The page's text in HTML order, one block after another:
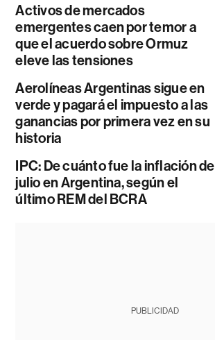
Activos de mercados
emergentes caen por temor a
que el acuerdo sobre Ormuz
eleve las tensiones
Aerolíneas Argentinas sigue en
verde y pagará el impuesto a las
ganancias por primera vez en su
historia
IPC: De cuánto fue la inflación de
julio en Argentina, según el
último REM del BCRA
PUBLICIDAD